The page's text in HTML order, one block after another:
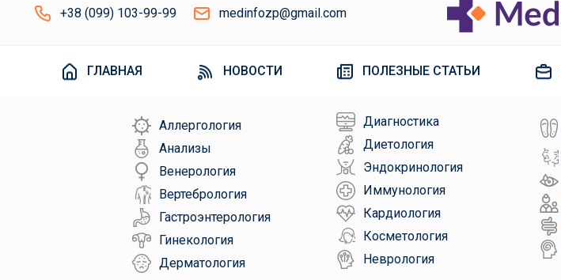
+38 (099) 103-99-99 medinfozp@gmail.com
ГЛАВНАЯ НОВОСТИ ПОЛЕЗНЫЕ СТАТЬИ
Аллергология
Анализы
Венерология
Вертебрология
Гастроэнтерология
Гинекология
Дерматология
Диагностика
Диетология
Эндокринология
Иммунология
Кардиология
Косметология
Неврология